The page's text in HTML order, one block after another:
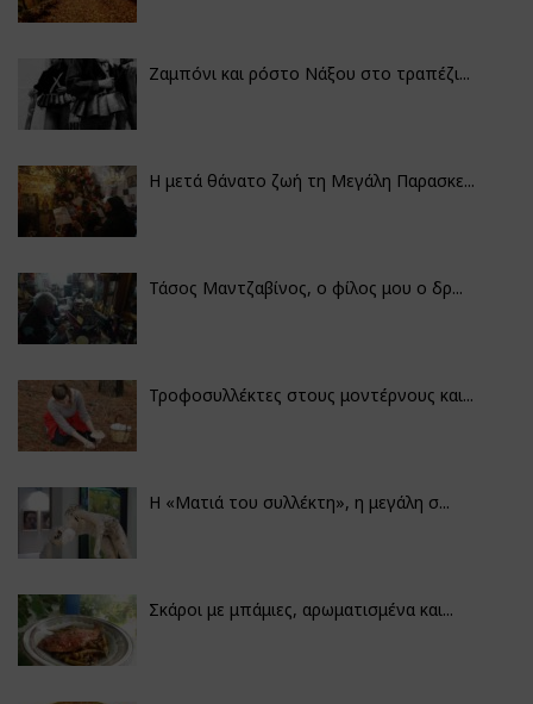
Ζαμπόνι και ρόστο Νάξου στο τραπέζι...
Η μετά θάνατο ζωή τη Μεγάλη Παρασκε...
Τάσος Μαντζαβίνος, ο φίλος μου ο δρ...
Τροφοσυλλέκτες στους μοντέρνους και...
H «Ματιά του συλλέκτη», η μεγάλη σ...
Σκάροι με μπάμιες, αρωματισμένα και...